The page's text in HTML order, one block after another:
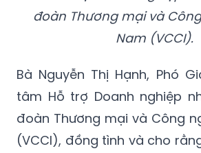
đoàn Thương mại và
Nam (VCCI).
Bà Nguyễn Thị Hạnh, Phó
tâm Hỗ trợ Doanh nghiệp
đoàn Thương mại và Công
(VCCI), đồng tình và cho